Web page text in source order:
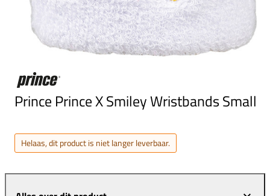
Prince Prince X Smiley Wristbands Small
Helaas, dit product is niet langer leverbaar.